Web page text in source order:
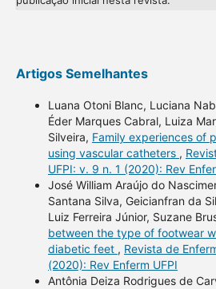
Artigos Semelhantes
Luana Otoni Blanc, Luciana
Éder Marques Cabral, Luiza
Silveira, Family experiences of
using vascular catheters ,
UFPI: v. 9 n. 1 (2020): Rev
José William Araújo do
Santana Silva, Geicianfran da
Luiz Ferreira Júnior, Suzane
between the type of footwear
diabetic feet , Revista de
(2020): Rev Enferm UFPI
Antônia Deiza Rodrigues de